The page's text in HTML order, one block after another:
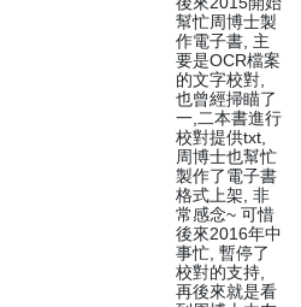
幫忙周博士製
作電子書, 主
要是OCR檔案
的文字校對,
也曾經掃瞄了
一,二本書進行
校對提供txt,
周博士也幫忙
製作了電子書
格式上架, 非
常感念~ 可惜
後來2016年中
事忙, 暫停了
校對的支持,
再後來就是看